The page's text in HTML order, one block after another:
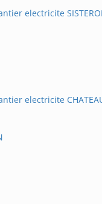
electricite
electricite